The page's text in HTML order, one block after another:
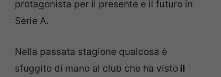
protagonista per il presente e il futuro in
Serie A.
Nella passata stagione qualcosa è
sfuggito di mano al club che ha visto il